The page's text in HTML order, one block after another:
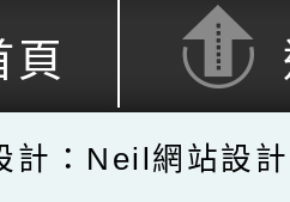
頁
計：Neil網站設